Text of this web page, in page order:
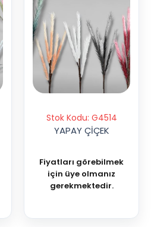
Stok Kodu: G4514
YAPAY ÇİÇEK
Fiyatları görebilmek
için üye olmanız
gerekmektedir.